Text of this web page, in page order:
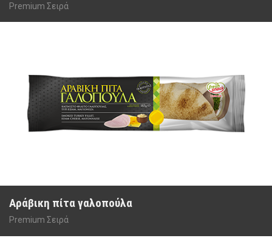
Premium Σειρά
Αράβικη πίτα γαλοπούλα
Premium Σειρά